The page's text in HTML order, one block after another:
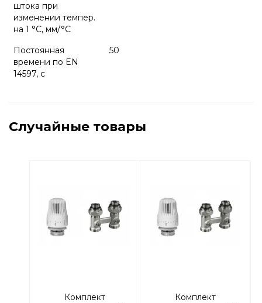
штока при
изменении темпер.
на 1 °С, мм/°C
Постоянная
времени по EN
14597, с
50
Случайные товары
Комплект
Комплект